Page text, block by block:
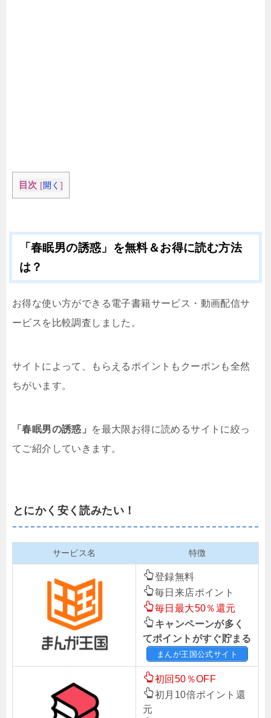
目次 [開く ]
「春眠男の誘惑」を無料＆お得に読む方法
は？
お得な使い方ができる電子書籍サービス・動画配信サ
ービスを比較調査しました。
サイトによって、もらえるポイントもクーポンも全然
ちがいます。
「春眠男の誘惑」
を最大限お得に読めるサイトに絞っ
てご紹介していきます。
とにかく安く読みたい！
サービス名 特徴
登録無料
毎日来店ポイント
毎日最大50％還元
キャンペーンが多く
てポイントがすぐ貯まる
まんが王国公式サイト
初回50％OFF
初月10倍ポイント還
元